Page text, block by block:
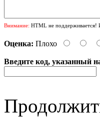
Внимание: HTML не поддерживается!
Оценка: Плохо
Введите код, указанный